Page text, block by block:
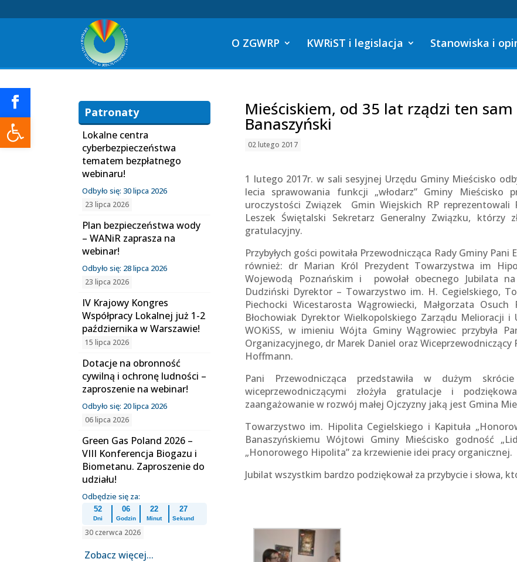
Otwórz pasek narzędzi
O ZGWRP KWRiST i legislacja Stanowiska i
Mieściskiem, od 35 lat rządzi ten
Banaszyński
02 lutego 2017
1 lutego 2017r. w sali sesyjnej Urzędu Gminy Mieścisko
lecia sprawowania funkcji „włodarz” Gminy Mieścisko
uroczystości Związek Gmin Wiejskich RP reprezentowali
Leszek Świętalski Sekretarz Generalny Związku, którzy
gratulacyjny.
Przybyłych gości powitała Przewodnicząca Rady Gminy
również: dr Marian Król Prezydent Towarzystwa im
Wojewodą Poznańskim i powołał obecnego Jubilata
Dudziński Dyrektor – Towarzystwo im. H. Cegielskiego,
Piechocki Wicestarosta Wągrowiecki, Małgorzata
Błochowiak Dyrektor Wielkopolskiego Zarządu Melioracji
WOKiSS, w imieniu Wójta Gminy Wągrowiec przybyła
Organizacyjnego, dr Marek Daniel oraz Wiceprzewodniczący
Hoffmann.
Pani Przewodnicząca przedstawiła w dużym
wiceprzewodniczącymi złożyła gratulacje i
zaangażowanie w rozwój małej Ojczyzny jaką jest Gmina
Towarzystwo im. Hipolita Cegielskiego i Kapituła
Banaszyńskiemu Wójtowi Gminy Mieścisko godność
„Honorowego Hipolita” za krzewienie idei pracy organicznej.
Jubilat wszystkim bardzo podziękował za przybycie i słowa,
Patronaty
Lokalne centra
cyberbezpieczeństwa
tematem bezpłatnego
webinaru!
Odbyło się: 30 lipca 2026
23 lipca 2026
Plan bezpieczeństwa wody
– WANiR zaprasza na
webinar!
Odbyło się: 28 lipca 2026
23 lipca 2026
IV Krajowy Kongres
Współpracy Lokalnej już 1-2
października w Warszawie!
15 lipca 2026
Dotacje na obronność
cywilną i ochronę ludności –
zaproszenie na webinar!
Odbyło się: 20 lipca 2026
06 lipca 2026
Green Gas Poland 2026 –
VIII Konferencja Biogazu i
Biometanu. Zaproszenie do
udziału!
Odbędzie się za:
52
Dni
06
Godzin
22
Minut
26
Sekund
30 czerwca 2026
Zobacz więcej...